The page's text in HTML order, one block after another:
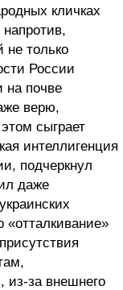
кличках
не только
России
на почве
верю,
сыграет
интеллигенция
подчеркнул
даже
«отталкивание»
из-за внешнего